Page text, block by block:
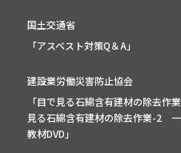
国土交通省
「アスベスト対策Q＆A」
建設業労働災害防止協会
「目で見る石綿含有建材の除去
見る石綿含有建材の除去作業-2
教材DVD」